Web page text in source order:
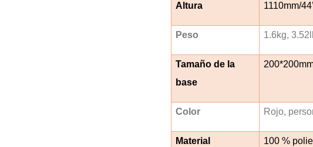
Altura 1110mm/
Peso 1.6kg,
Tamaño de la
base
Color Rojo,
Material 100 %